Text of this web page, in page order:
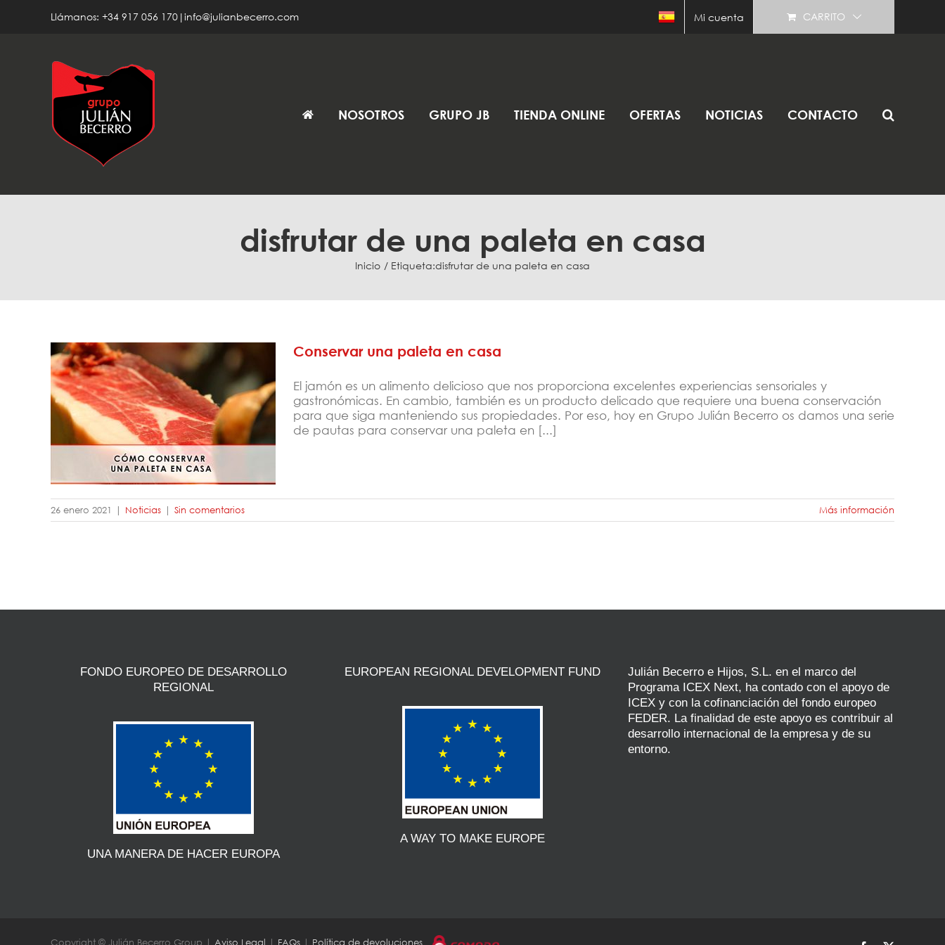
Llámanos: +34 917 056 170|info@julianbecerro.com Mi cuenta CARRITO
NOSOTROS GRUPO JB TIENDA ONLINE OFERTAS NOTICIAS CONTACTO
disfrutar de una paleta en casa
Inicio Etiqueta:disfrutar de una paleta en casa
Conservar una paleta en casa
Conservar una paleta en casa
El jamón es un alimento delicioso que nos proporciona excelentes experiencias sensoriales y
gastronómicas. En cambio, también es un producto delicado que requiere una buena conservación
para que siga manteniendo sus propiedades. Por eso, hoy en Grupo Julián Becerro os damos una serie
de pautas para conservar una paleta en [...]
26 enero 2021 | Noticias | Sin comentarios Más información
FONDO EUROPEO DE DESARROLLO
REGIONAL
UNA MANERA DE HACER EUROPA
EUROPEAN REGIONAL DEVELOPMENT FUND
A WAY TO MAKE EUROPE
Julián Becerro e Hijos, S.L. en el marco del
Programa ICEX Next, ha contado con el apoyo de
ICEX y con la cofinanciación del fondo europeo
FEDER. La finalidad de este apoyo es contribuir al
desarrollo internacional de la empresa y de su
entorno.